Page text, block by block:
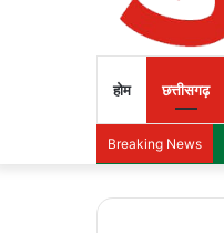
होम छत्तीसगढ़
Breaking News